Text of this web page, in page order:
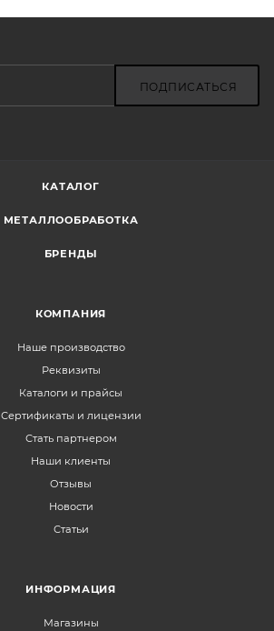
ПОДПИСАТЬСЯ
КАТАЛОГ
МЕТАЛЛООБРАБОТКА
БРЕНДЫ
КОМПАНИЯ
Наше производство
Реквизиты
Каталоги и прайсы
Сертификаты и лицензии
Стать партнером
Наши клиенты
Отзывы
Новости
Статьи
ИНФОРМАЦИЯ
Магазины